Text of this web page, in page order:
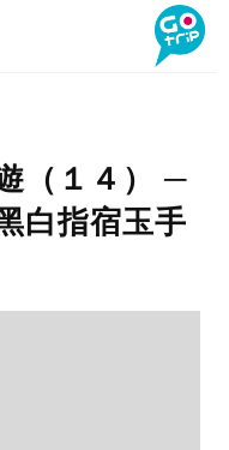
（１４） ─
白指宿玉手